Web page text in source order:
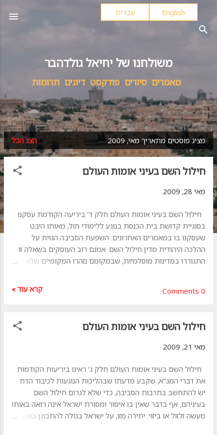
דילוג לתוכן הראשי English עברית
משולחנו של יחיאל גולדהבר
מאמרים סיורים פודקסט דיונים תרומות
ר
מציג פוסטים מתאריך מאי, 2009 הצג הכל
חילול השם בעיני אומות העולם
מאי 28, 2009
חילול השם בעיני אומות העולם חלק ד' ביריעה הקודמת עסקנו
בסוגיית קדושת בית הכנסת בנוגע ללימודי חול, מאותו היבט
שעסקנו בו במאמרים האחרונים: השפעת הסביבה הגוית על
ההלכה היהודית מדין חילול השם. אמנם רוב העוסקים בשאלה זו
התגוררו במדינות מוסלמיות, שבמקומם נזהרו המקומיים שלא
בתי ספר – לרוב ע"י חברת כי"ח הפריזאית – בהם עיקר הלימודים
משובשות. תופעה זו היתה הגורם העיקרי לעיסוק בשאלה זו באופן
הוכרחו רבני המקום להכריע בשאלה הלכתית זו לצד ההיבט
ההשקפתי שעוררו עצם לימודי החולין, הן מצד ביטול תורה והן
מצד התוצאות השליליות הנגרמות מן הלימודים. כאן המקום
להעיר: חברת כי"ח החלה את פעילותה בעיקר במדינות המזרח
התיכון, ששם שלטה למעשה הממשלה הצרפתית, והן היוו בעבורה
כר פעולה נוח. אמנם לימים חדרה החברה ונטת...
0 Comments קרא עוד »
חילול השם בעיני אומות העולם
מאי 21, 2009
חילול השם בעיני אומות העולם חלק ג' ראינו ביריעות הקודמות
את דברי המג"א, שקבע מדעתו שבהליכות הנוגעות לכיבוד הדת
יש להתחשב בתרבות הסביבה, כדי שלא לגרום חילול השם
בעיניהם, אף בדבר שאין בו איסור ומסורת ישראל אינה רואה באותו
מעשה זלזול או ביזוי. יתירה מזו, על ישראל בגולה להתבונן באופן